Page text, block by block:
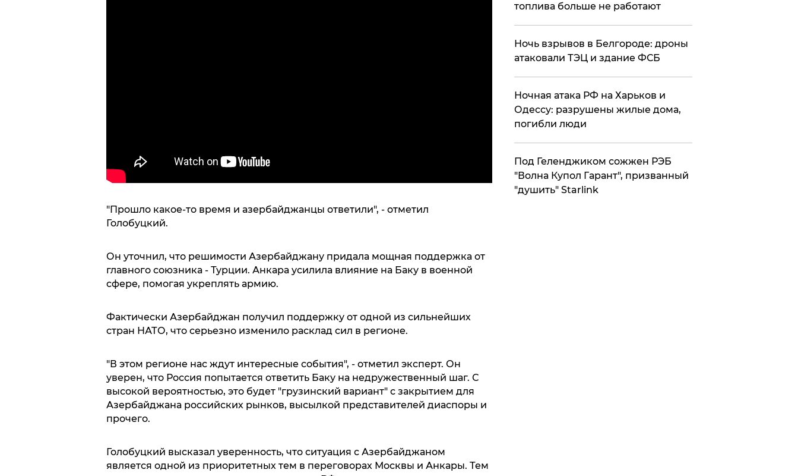
"Прошло какое-то время и азербайджанцы ответили", - отметил
Голобуцкий.
Он уточнил, что решимости Азербайджану придала мощная поддержка от
главного союзника - Турции. Анкара усилила влияние на Баку в военной
сфере, помогая укреплять армию.
Фактически Азербайджан получил поддержку от одной из сильнейших
стран НАТО, что серьезно изменило расклад сил в регионе.
"В этом регионе нас ждут интересные события", - отметил эксперт. Он
уверен, что Россия попытается ответить Баку на недружественный шаг. С
высокой вероятностью, это будет "грузинский вариант" с закрытием для
Азербайджана российских рынков, высылкой представителей диаспоры и
прочего.
Голобуцкий высказал уверенность, что ситуация с Азербайджаном
является одной из приоритетных тем в переговорах Москвы и Анкары. Тем
топлива больше не работают
​Ночь взрывов в Белгороде: дроны
атаковали ТЭЦ и здание ФСБ
​Ночная атака РФ на Харьков и
Одессу: разрушены жилые дома,
погибли люди
Под Геленджиком сожжен РЭБ
"Волна Купол Гарант", призванный
"душить" Starlink